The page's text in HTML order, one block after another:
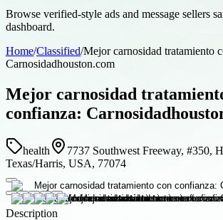
Browse verified-style ads and message sellers
dashboard.
Home/Classified/Mejor carnosidad tratamiento
Carnosidadhouston.com
Mejor carnosidad
confianza:
health
7737 Southwest Freeway, #350,
Texas/Harris, USA, 77074
Description